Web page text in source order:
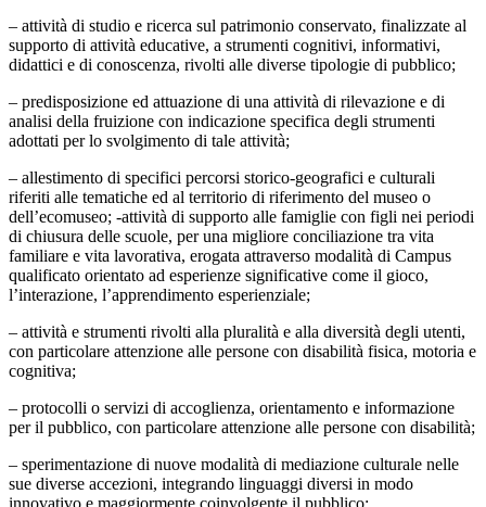
– attività di studio e ricerca sul patrimonio conservato, finalizzate al
supporto di attività educative, a strumenti cognitivi, informativi,
didattici e di conoscenza, rivolti alle diverse tipologie di pubblico;
– predisposizione ed attuazione di una attività di rilevazione e di
analisi della fruizione con indicazione specifica degli strumenti
adottati per lo svolgimento di tale attività;
– allestimento di specifici percorsi storico-geografici e culturali
riferiti alle tematiche ed al territorio di riferimento del museo o
dell’ecomuseo; -attività di supporto alle famiglie con figli nei periodi
di chiusura delle scuole, per una migliore conciliazione tra vita
familiare e vita lavorativa, erogata attraverso modalità di Campus
qualificato orientato ad esperienze significative come il gioco,
l’interazione, l’apprendimento esperienziale;
– attività e strumenti rivolti alla pluralità e alla diversità degli utenti,
con particolare attenzione alle persone con disabilità fisica, motoria e
cognitiva;
– protocolli o servizi di accoglienza, orientamento e informazione
per il pubblico, con particolare attenzione alle persone con disabilità;
– sperimentazione di nuove modalità di mediazione culturale nelle
sue diverse accezioni, integrando linguaggi diversi in modo
innovativo e maggiormente coinvolgente il pubblico;